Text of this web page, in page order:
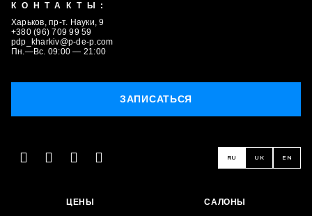
КОНТАКТЫ:
Харьков, пр-т. Науки, 9
+380 (96) 709 99 59
pdp_kharkiv@p-de-p.com
Пн.—Вс. 09:00 — 21:00
ЗАПИСАТЬСЯ
RU UK EN
ЦЕНЫ САЛОНЫ